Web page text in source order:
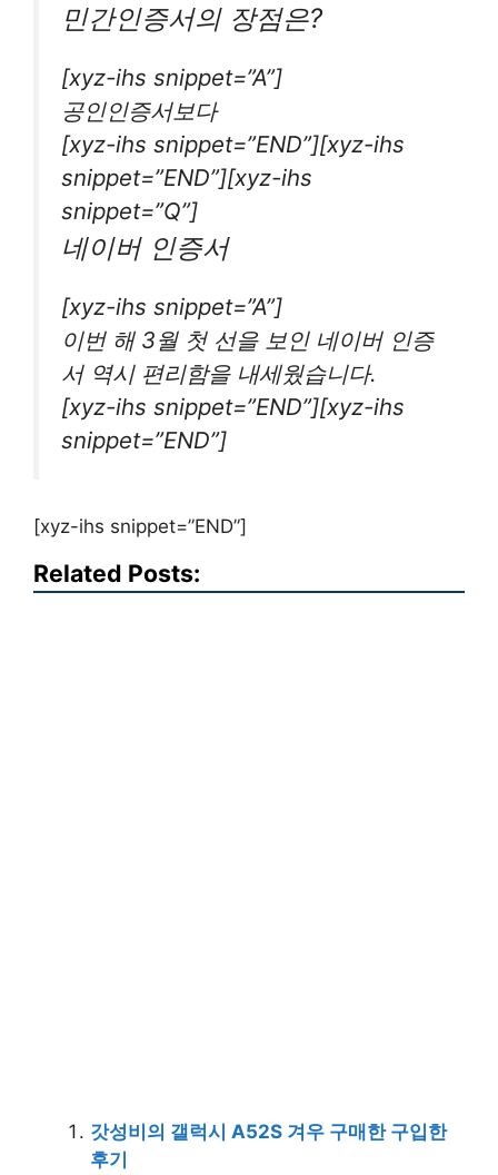
민간인증서의 장점은?
[xyz-ihs snippet=”A”]
공인인증서보다
[xyz-ihs snippet=”END”][xyz-ihs
snippet=”END”][xyz-ihs
snippet=”Q”]
네이버 인증서
[xyz-ihs snippet=”A”]
이번 해 3월 첫 선을 보인 네이버 인증
서 역시 편리함을 내세웠습니다.
[xyz-ihs snippet=”END”][xyz-ihs
snippet=”END”]
[xyz-ihs snippet=”END”]
Related Posts:
갓성비의 갤럭시 A52S 겨우 구매한 구입한
후기